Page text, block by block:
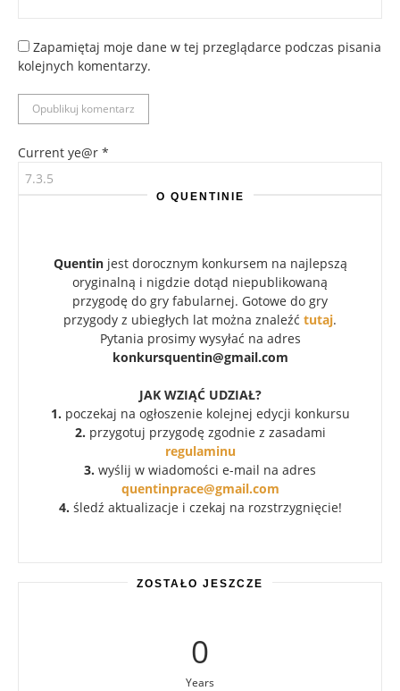
Zapamiętaj moje dane w tej przeglądarce podczas pisania
kolejnych komentarzy.
Current ye@r *
O QUENTINIE
Quentinjest dorocznym konkursem na najlepszą
oryginalną i nigdzie dotąd niepublikowaną
przygodę do gry fabularnej. Gotowe do gry
przygody z ubiegłych lat można znaleźć tutaj.
Pytania prosimy wysyłać na adres
konkursquentin@gmail.com
JAK WZIĄĆ UDZIAŁ?
1. poczekaj na ogłoszenie kolejnej edycji konkursu
2. przygotuj przygodę zgodnie z zasadami
regulaminu
3. wyślij w wiadomości e-mail na adres
quentinprace@gmail.com
4. śledź aktualizacje i czekaj na rozstrzygnięcie!
ZOSTAŁO JESZCZE
0
Years